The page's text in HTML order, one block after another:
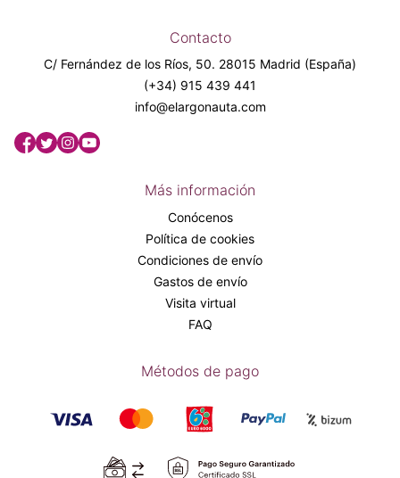
Contacto
C/ Fernández de los Ríos, 50. 28015 Madrid (España)
(+34) 915 439 441
info@elargonauta.com
Más información
Conócenos
Política de cookies
Condiciones de envío
Gastos de envío
Visita virtual
FAQ
Métodos de pago